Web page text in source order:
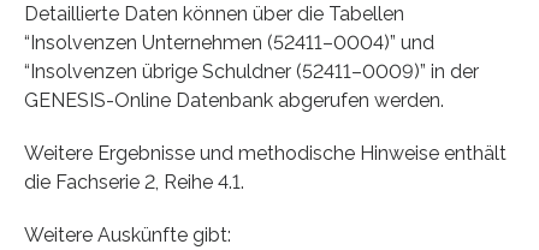
Detaillierte Daten können über die Tabellen
“Insolvenzen Unternehmen (52411–0004)” und
“Insolvenzen übrige Schuldner (52411–0009)” in der
GENESIS-Online Datenbank abgerufen werden.
Weitere Ergebnisse und methodische Hinweise enthält
die Fachserie 2, Reihe 4.1.
Weitere Auskünfte gibt: